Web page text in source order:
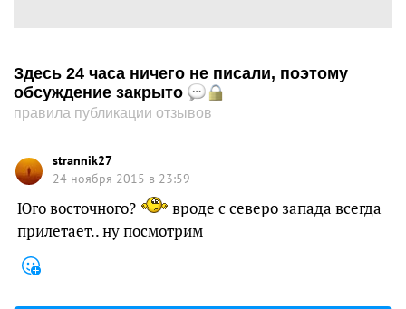
Здесь 24 часа ничего не писали, поэтому
обсуждение закрыто
правила публикации отзывов
strannik27
24 ноября 2015 в 23:59
Юго восточного?
вроде с северо запада всегда
прилетает.. ну посмотрим